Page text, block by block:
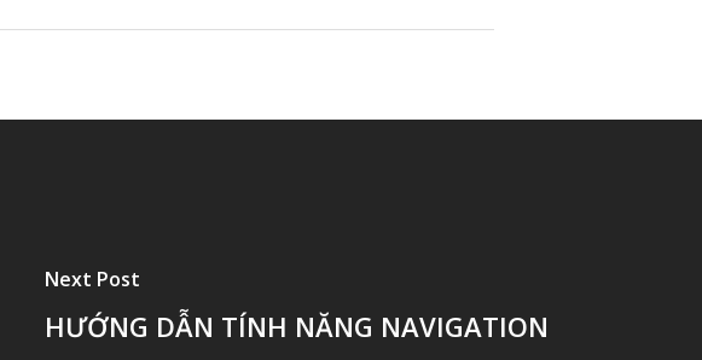
Next Post
HƯỚNG DẪN TÍNH NĂNG NAVIGATION